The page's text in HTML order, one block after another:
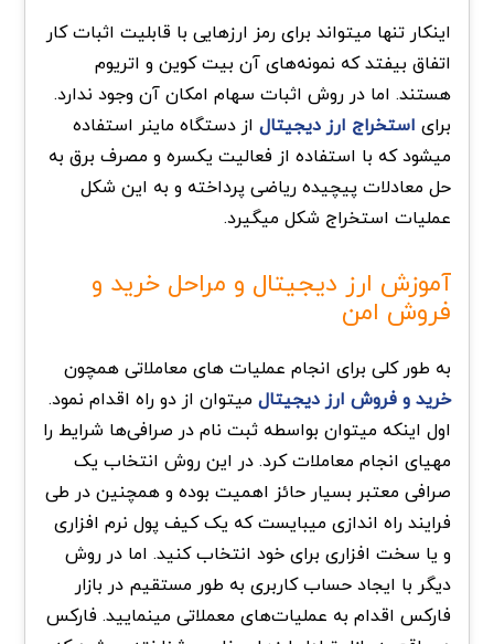
اینکار تنها میتواند برای رمز ارزهایی با قابلیت اثبات کار
اتفاق بیفتد که نمونه‌های آن بیت کوین و اتریوم
هستند. اما در روش اثبات سهام امکان آن وجود ندارد.
برای استخراج ارز دیجیتال از دستگاه ماینر استفاده
میشود که با استفاده از فعالیت یکسره و مصرف برق به
حل معادلات پیچیده ریاضی پرداخته و به این شکل
عملیات استخراج شکل میگیرد.
آموزش ارز دیجیتال و مراحل خرید و
فروش امن
به طور کلی برای انجام عملیات های معاملاتی همچون
خرید و فروش ارز دیجیتال میتوان از دو راه اقدام نمود.
اول اینکه میتوان بواسطه ثبت نام در صرافی‌ها شرایط را
مهیای انجام معاملات کرد. در این روش انتخاب یک
صرافی معتبر بسیار حائز اهمیت بوده و همچنین در طی
فرایند راه اندازی میبایست که یک کیف پول نرم افزاری
و یا سخت افزاری برای خود انتخاب کنید. اما در روش
دیگر با ایجاد حساب کاربری به طور مستقیم در بازار
فارکس اقدام به عملیات‌های معملاتی مینمایید. فارکس